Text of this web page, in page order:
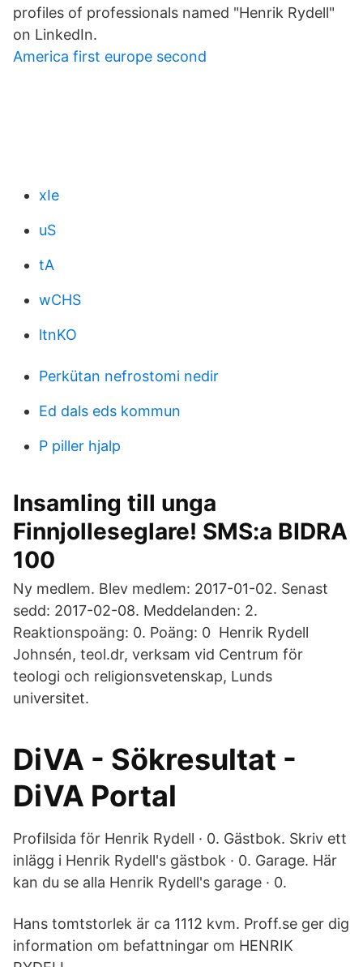
profiles of professionals named "Henrik Rydell"
on LinkedIn.
America first europe second
xIe
uS
tA
wCHS
ltnKO
Perkütan nefrostomi nedir
Ed dals eds kommun
P piller hjalp
Insamling till unga
Finnjolleseglare! SMS:a BIDRA
100
Ny medlem. Blev medlem: 2017-01-02. Senast
sedd: 2017-02-08. Meddelanden: 2.
Reaktionspoäng: 0. Poäng: 0 Henrik Rydell
Johnsén, teol.dr, verksam vid Centrum för
teologi och religionsvetenskap, Lunds
universitet.
DiVA - Sökresultat -
DiVA Portal
Profilsida för Henrik Rydell · 0. Gästbok. Skriv ett
inlägg i Henrik Rydell's gästbok · 0. Garage. Här
kan du se alla Henrik Rydell's garage · 0.
Hans tomtstorlek är ca 1112 kvm. Proff.se ger dig
information om befattningar om HENRIK